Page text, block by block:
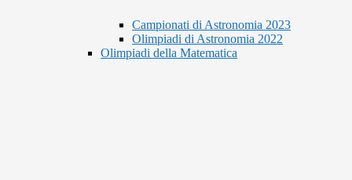
Campionati di Astronomia 2023
Olimpiadi di Astronomia 2022
Olimpiadi della Matematica